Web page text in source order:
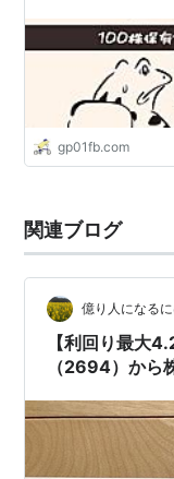
gp01fb.com
関連ブログ
億り人になる
【利回り最大
（2694）から